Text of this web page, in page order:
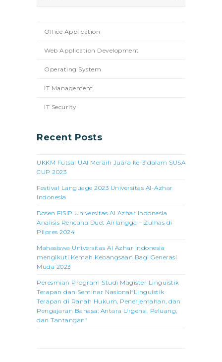
Office Application
Web Application Development
Operating System
IT Management
IT Security
Recent Posts
UKKM Futsal UAI Meraih Juara ke-3 dalam SUSA
CUP 2023
Festival Language 2023 Universitas Al-Azhar
Indonesia
Dosen FISIP Universitas Al Azhar Indonesia
Analisis Rencana Duet Airlangga – Zulhas di
Pilpres 2024
Mahasiswa Universitas Al Azhar Indonesia
mengikuti Kemah Kebangsaan Bagi Generasi
Muda 2023
Peresmian Program Studi Magister Linguistik
Terapan dan Seminar Nasional“Linguistik
Terapan di Ranah Hukum, Penerjemahan, dan
Pengajaran Bahasa: Antara Urgensi, Peluang,
dan Tantangan”